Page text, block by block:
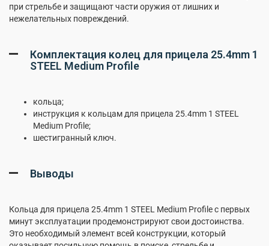
при стрельбе и защищают части оружия от лишних и
нежелательных повреждений.
Комплектация колец для прицела 25.4mm 1
STEEL Medium Profile
кольца;
инструкция к кольцам для прицела 25.4mm 1 STEEL
Medium Profile;
шестигранный ключ.
Выводы
Кольца для прицела 25.4mm 1 STEEL Medium Profile с первых
минут эксплуатации продемонстрируют свои достоинства.
Это необходимый элемент всей конструкции, который